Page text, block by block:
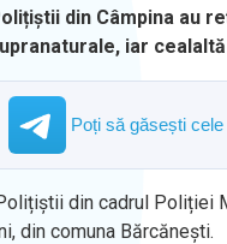
din Câmpina au
iar
Poți să găsești
din cadrul Poliției
din comuna Bărcănești.